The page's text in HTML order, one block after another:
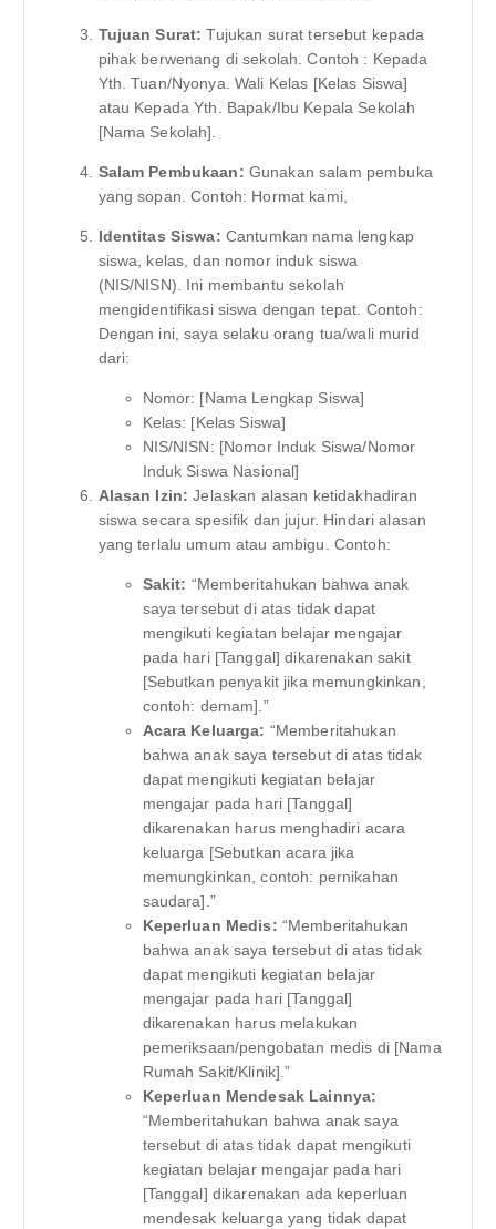
Tujuan Surat: Tujukan surat tersebut kepada
pihak berwenang di sekolah. Contoh : Kepada
Yth. Tuan/Nyonya. Wali Kelas [Kelas Siswa]
atau Kepada Yth. Bapak/Ibu Kepala Sekolah
[Nama Sekolah].
Salam Pembukaan: Gunakan salam pembuka
yang sopan. Contoh: Hormat kami,
Identitas Siswa: Cantumkan nama lengkap
siswa, kelas, dan nomor induk siswa
(NIS/NISN). Ini membantu sekolah
mengidentifikasi siswa dengan tepat. Contoh:
Dengan ini, saya selaku orang tua/wali murid
dari:
Nomor: [Nama Lengkap Siswa]
Kelas: [Kelas Siswa]
NIS/NISN: [Nomor Induk Siswa/Nomor
Induk Siswa Nasional]
Alasan Izin: Jelaskan alasan ketidakhadiran
siswa secara spesifik dan jujur. Hindari alasan
yang terlalu umum atau ambigu. Contoh:
Sakit: “Memberitahukan bahwa anak
saya tersebut di atas tidak dapat
mengikuti kegiatan belajar mengajar
pada hari [Tanggal] dikarenakan sakit
[Sebutkan penyakit jika memungkinkan,
contoh: demam].”
Acara Keluarga: “Memberitahukan
bahwa anak saya tersebut di atas tidak
dapat mengikuti kegiatan belajar
mengajar pada hari [Tanggal]
dikarenakan harus menghadiri acara
keluarga [Sebutkan acara jika
memungkinkan, contoh: pernikahan
saudara].”
Keperluan Medis: “Memberitahukan
bahwa anak saya tersebut di atas tidak
dapat mengikuti kegiatan belajar
mengajar pada hari [Tanggal]
dikarenakan harus melakukan
pemeriksaan/pengobatan medis di [Nama
Rumah Sakit/Klinik].”
Keperluan Mendesak Lainnya:
“Memberitahukan bahwa anak saya
tersebut di atas tidak dapat mengikuti
kegiatan belajar mengajar pada hari
[Tanggal] dikarenakan ada keperluan
mendesak keluarga yang tidak dapat